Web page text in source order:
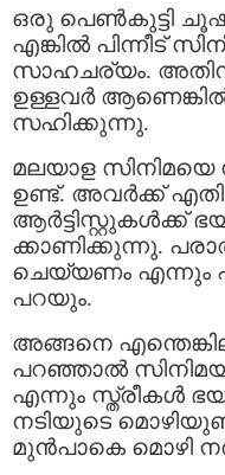
ഒരു പെണ്‍കുട്ടി
എങ്കിൽ പിന്നീട്
സാഹചര്യം.
ഉള്ളവർ
സഹിക്കുന്നു.
മലയാള സിനിമയെ
ഉണ്ട്. അവർക്ക്
ആർട്ടിസ്റ്റുകൾക്ക്
ക്കാണിക്കുന്നു.
ചെയ്യണം എന്നും
പറയും.
അങ്ങനെ
പറഞ്ഞാൽ
എന്നും സ്ത്രീകൾ
നടിയുടെ
മുൻപാകെ മൊഴി